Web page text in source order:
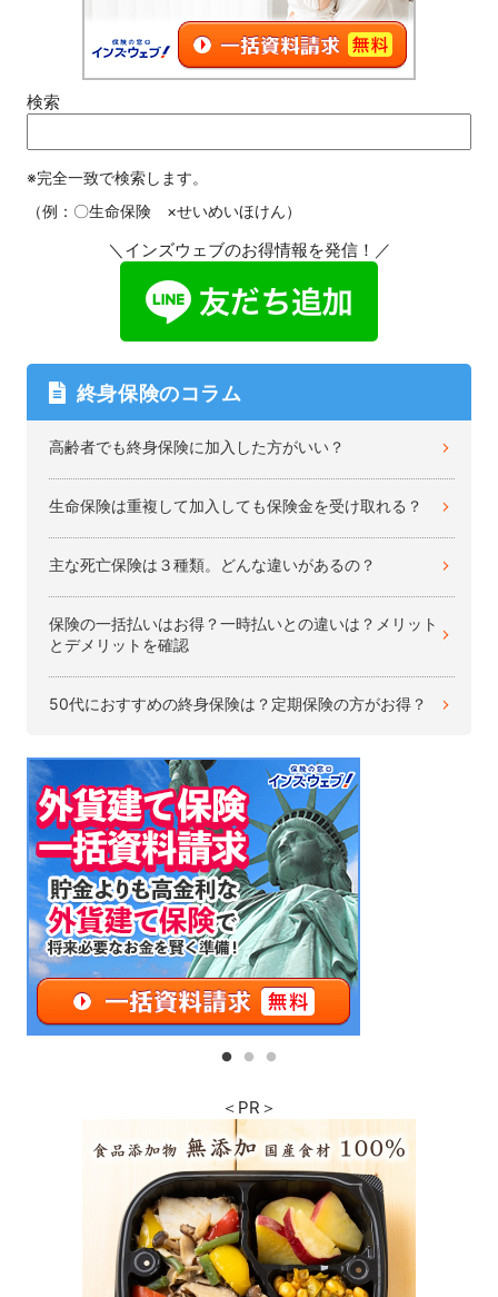
検索
※完全一致で検索します。
（例：〇生命保険 ×せいめいほけん）
＼インズウェブのお得情報を発信！／
終身保険のコラム
高齢者でも終身保険に加入した方がいい？
生命保険は重複して加入しても保険金を受け取れる？
主な死亡保険は３種類。どんな違いがあるの？
保険の一括払いはお得？一時払いとの違いは？メリット
とデメリットを確認
50代におすすめの終身保険は？定期保険の方がお得？
＜PR＞